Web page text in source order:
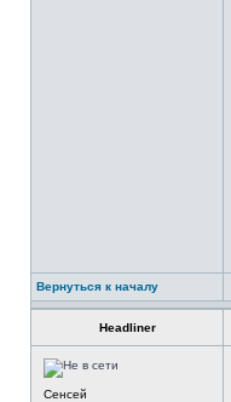
Вернуться к началу
Headliner
Сенсей